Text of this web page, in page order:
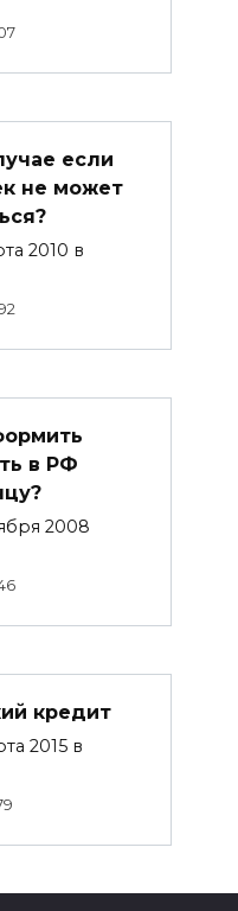
если
не может
2010 в
в РФ
2008
кредит
2015 в